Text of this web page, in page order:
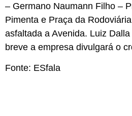
– Germano Naumann Filho –
Pimenta e Praça da
asfaltada a Avenida. Luiz
breve a empresa divulgará o
Fonte: ESfala